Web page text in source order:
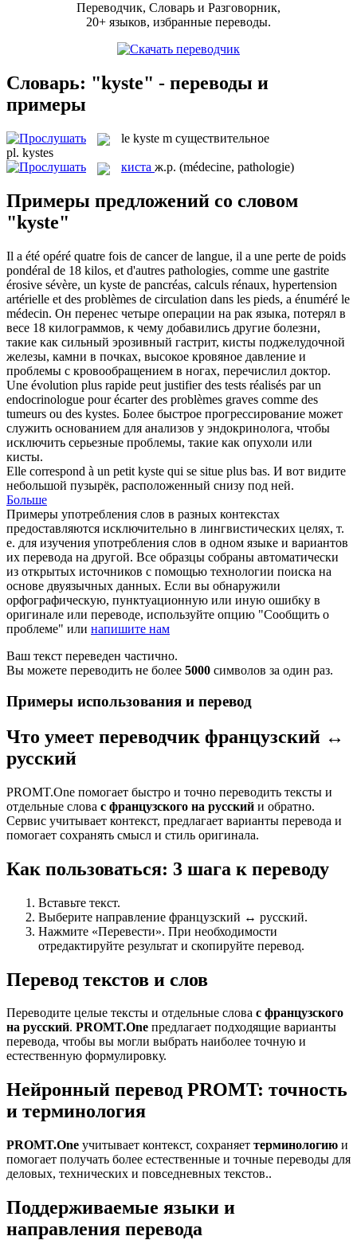
Переводчик, Словарь и Разговорник,
20+ языков, избранные переводы.
Словарь: "kyste" - переводы и
примеры
le kyste m существительное
pl. kystes
киста ж.р. (médecine, pathologie)
Примеры предложений со словом
"kyste"
Il a été opéré quatre fois de cancer de langue, il a une perte de poids
pondéral de 18 kilos, et d'autres pathologies, comme une gastrite
érosive sévère, un kyste de pancréas, calculs rénaux, hypertension
artérielle et des problèmes de circulation dans les pieds, a énuméré le
médecin. Он перенес четыре операции на рак языка, потерял в
весе 18 килограммов, к чему добавились другие болезни,
такие как сильный эрозивный гастрит, кисты поджелудочной
железы, камни в почках, высокое кровяное давление и
проблемы с кровообращением в ногах, перечислил доктор.
Une évolution plus rapide peut justifier des tests réalisés par un
endocrinologue pour écarter des problèmes graves comme des
tumeurs ou des kystes. Более быстрое прогрессирование может
служить основанием для анализов у эндокринолога, чтобы
исключить серьезные проблемы, такие как опухоли или
кисты.
Elle correspond à un petit kyste qui se situe plus bas. И вот видите
небольшой пузырёк, расположенный снизу под ней.
Больше
Примеры употребления слов в разных контекстах
предоставляются исключительно в лингвистических целях, т.
е. для изучения употребления слов в одном языке и вариантов
их перевода на другой. Все образцы собраны автоматически
из открытых источников с помощью технологии поиска на
основе двуязычных данных. Если вы обнаружили
орфографическую, пунктуационную или иную ошибку в
оригинале или переводе, используйте опцию "Сообщить о
проблеме" или напишите нам
Ваш текст переведен частично.
Вы можете переводить не более 5000 символов за один раз.
Примеры использования и перевод
Что умеет переводчик французский ↔
русский
PROMT.One помогает быстро и точно переводить тексты и
отдельные слова с французского на русский и обратно.
Сервис учитывает контекст, предлагает варианты перевода и
помогает сохранять смысл и стиль оригинала.
Как пользоваться: 3 шага к переводу
Вставьте текст.
Выберите направление французский ↔ русский.
Нажмите «Перевести». При необходимости
отредактируйте результат и скопируйте перевод.
Перевод текстов и слов
Переводите целые тексты и отдельные слова с французского
на русский. PROMT.One предлагает подходящие варианты
перевода, чтобы вы могли выбрать наиболее точную и
естественную формулировку.
Нейронный перевод PROMT: точность
и терминология
PROMT.One учитывает контекст, сохраняет терминологию и
помогает получать более естественные и точные переводы для
деловых, технических и повседневных текстов..
Поддерживаемые языки и
направления перевода